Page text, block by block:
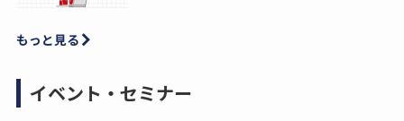
もっと見る
イベント・セミナー